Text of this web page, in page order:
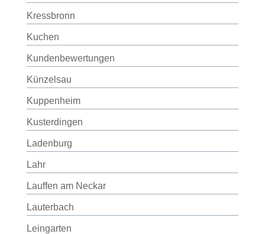
Kressbronn
Kuchen
Kundenbewertungen
Künzelsau
Kuppenheim
Kusterdingen
Ladenburg
Lahr
Lauffen am Neckar
Lauterbach
Leingarten